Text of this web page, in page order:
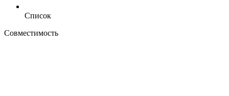
Список
Совместимость